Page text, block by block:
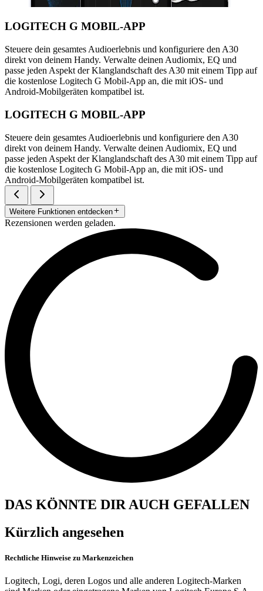
LOGITECH G MOBIL-APP
Steuere dein gesamtes Audioerlebnis und konfiguriere den A30
direkt von deinem Handy. Verwalte deinen Audiomix, EQ und
passe jeden Aspekt der Klanglandschaft des A30 mit einem Tipp auf
die kostenlose Logitech G Mobil-App an, die mit iOS- und
Android-Mobilgeräten kompatibel ist.
LOGITECH G MOBIL-APP
Steuere dein gesamtes Audioerlebnis und konfiguriere den A30
direkt von deinem Handy. Verwalte deinen Audiomix, EQ und
passe jeden Aspekt der Klanglandschaft des A30 mit einem Tipp auf
die kostenlose Logitech G Mobil-App an, die mit iOS- und
Android-Mobilgeräten kompatibel ist.
Weitere Funktionen entdecken
Rezensionen werden geladen.
DAS KÖNNTE DIR AUCH GEFALLEN
Kürzlich angesehen
Rechtliche Hinweise zu Markenzeichen
Logitech, Logi, deren Logos und alle anderen Logitech-Marken